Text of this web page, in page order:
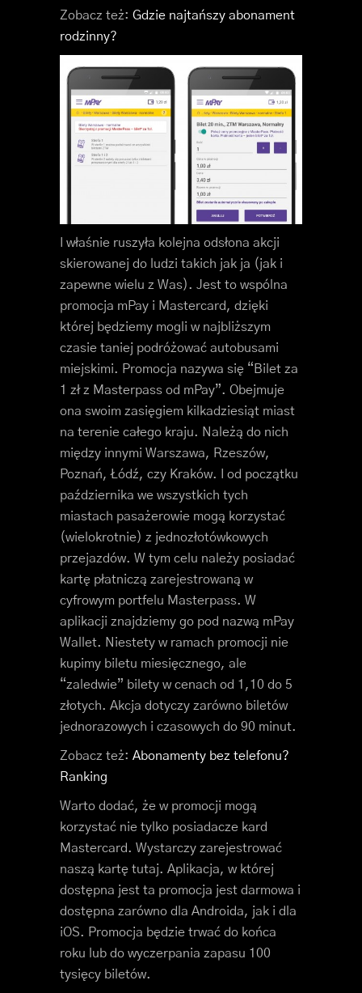
Zobacz też: Gdzie najtańszy abonament
rodzinny?
I właśnie ruszyła kolejna odsłona akcji
skierowanej do ludzi takich jak ja (jak i
zapewne wielu z Was). Jest to wspólna
promocja mPay i Mastercard, dzięki
której będziemy mogli w najbliższym
czasie taniej podróżować autobusami
miejskimi. Promocja nazywa się “Bilet za
1 zł z Masterpass od mPay”. Obejmuje
ona swoim zasięgiem kilkadziesiąt miast
na terenie całego kraju. Należą do nich
między innymi Warszawa, Rzeszów,
Poznań, Łódź, czy Kraków. I od początku
października we wszystkich tych
miastach pasażerowie mogą korzystać
(wielokrotnie) z jednozłotówkowych
przejazdów. W tym celu należy posiadać
kartę płatniczą zarejestrowaną w
cyfrowym portfelu Masterpass. W
aplikacji znajdziemy go pod nazwą mPay
Wallet. Niestety w ramach promocji nie
kupimy biletu miesięcznego, ale
“zaledwie” bilety w cenach od 1,10 do 5
złotych. Akcja dotyczy zarówno biletów
jednorazowych i czasowych do 90 minut.
Zobacz też: Abonamenty bez telefonu?
Ranking
Warto dodać, że w promocji mogą
korzystać nie tylko posiadacze kard
Mastercard. Wystarczy zarejestrować
naszą kartę tutaj. Aplikacja, w której
dostępna jest ta promocja jest darmowa i
dostępna zarówno dla Androida, jak i dla
iOS. Promocja będzie trwać do końca
roku lub do wyczerpania zapasu 100
tysięcy biletów.